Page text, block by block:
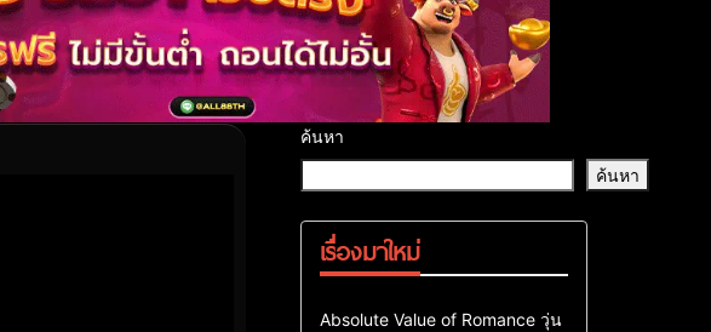
ค้นหา
ค้นหา
เรื่องมาใหม่
Comedy Drama
ซีรี่ย์เกาหลี
Absolute Value of Romance วุ่น